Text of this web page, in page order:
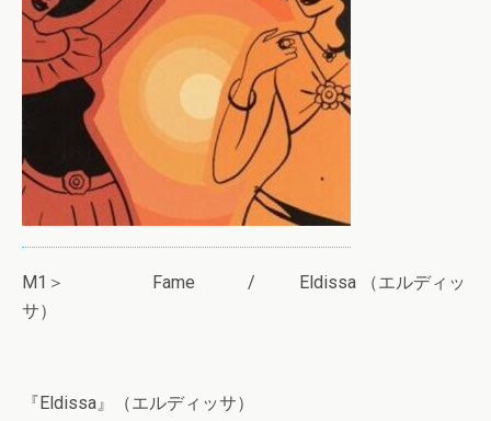
M1＞ Fame / Eldissa （エルディッ
サ）
『Eldissa』（エルディッサ）